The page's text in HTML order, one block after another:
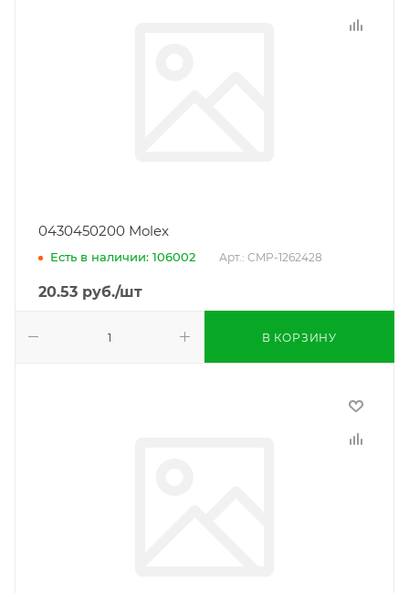
0430450200 Molex
Есть в наличии: 106002 Арт.: CMP-1262428
20.53 руб./шт
В КОРЗИНУ